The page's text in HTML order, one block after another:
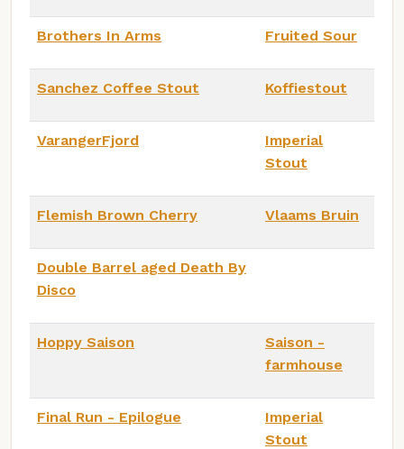
Brothers In Arms Fruited Sour
Sanchez Coffee Stout Koffiestout
VarangerFjord
Imperial
Stout
Flemish Brown Cherry Vlaams Bruin
Double Barrel aged Death By
Disco
Hoppy Saison
Saison -
farmhouse
Final Run - Epilogue
Imperial
Stout